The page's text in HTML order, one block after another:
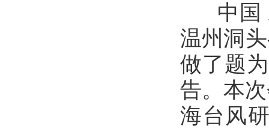
中国
温州洞
做了题
告。本
海台风